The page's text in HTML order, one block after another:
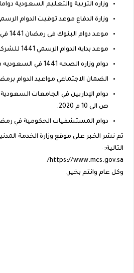
وزاره التربية والتعليم السعودية
وزارة الدفاع موعد توقيت الدوام
موعد دوام البنوك فى رمضان 1441 في السعودية.
موعد بداية الدوام الرسمي 1441 للشركات .
دوام وزاره الصحه 1441 في السعوديه في رمضان.
الضمان الاجتماعي مواعيد الدوام
ص الى 10 م 2020.
دوام المستشفيات الحكومية في رمضان 1441 وقت اجازة
تم نشر الخبر على موقع وزارة الخدمة
التالية:-
https://www.mcs.gov.sa/
وكل عام وانتم بخير.